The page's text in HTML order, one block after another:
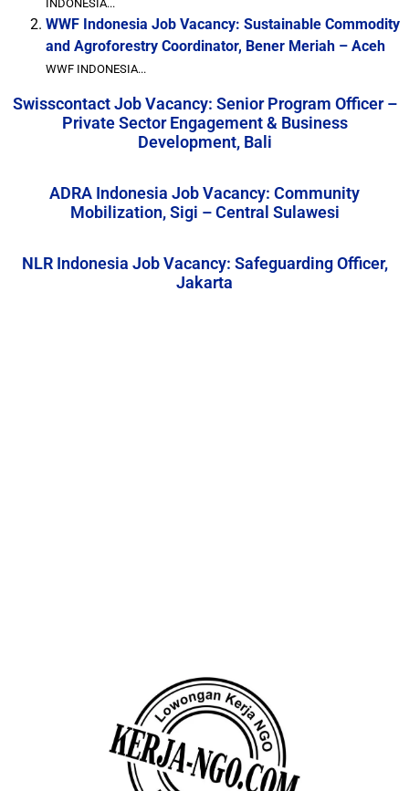
INDONESIA...
WWF Indonesia Job Vacancy: Sustainable Commodity
and Agroforestry Coordinator, Bener Meriah – Aceh
WWF INDONESIA...
Swisscontact Job Vacancy: Senior Program Officer –
Private Sector Engagement & Business
Development, Bali
ADRA Indonesia Job Vacancy: Community
Mobilization, Sigi – Central Sulawesi
NLR Indonesia Job Vacancy: Safeguarding Officer,
Jakarta